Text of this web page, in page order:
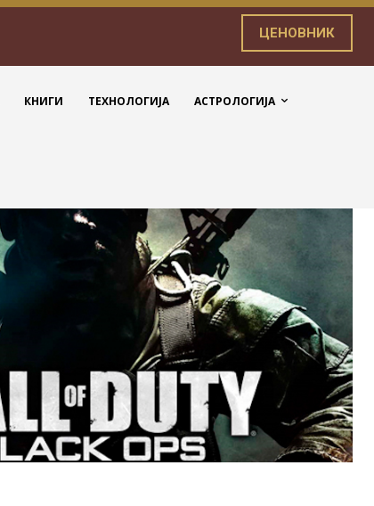
ЦЕНОВНИК
КНИГИ ТЕХНОЛОГИЈА АСТРОЛОГИЈА